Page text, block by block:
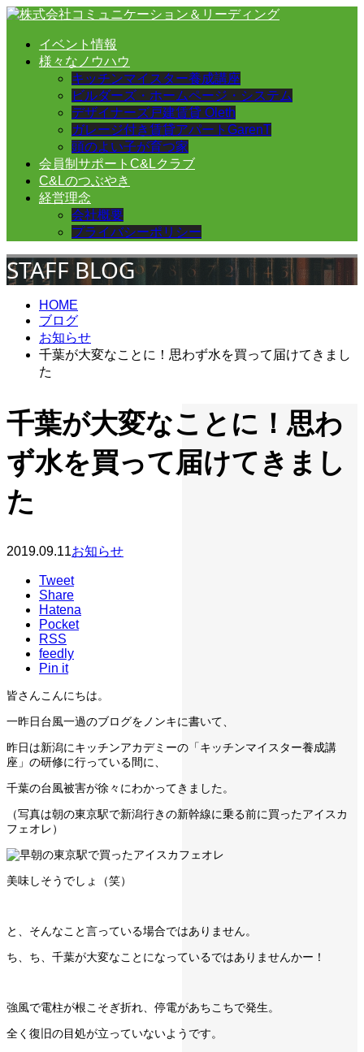
イベント情報
様々なノウハウ
キッチンマイスター養成講座
ビルダーズ・ホームページ・システム
デザイナーズ戸建賃貸 Oleth
ガレージ付き賃貸アパートGarenT
頭のよい子が育つ家
会員制サポートC&Lクラブ
C&Lのつぶやき
経営理念
会社概要
プライバシーポリシー
STAFF BLOG
HOME
ブログ
お知らせ
千葉が大変なことに！思わず水を買って届けてきまし
た
千葉が大変なことに！思わ
ず水を買って届けてきまし
た
2019.09.11お知らせ
Tweet
Share
Hatena
Pocket
RSS
feedly
Pin it
皆さんこんにちは。
一昨日台風一過のブログをノンキに書いて、
昨日は新潟にキッチンアカデミーの「キッチンマイスター養成講
座」の研修に行っている間に、
千葉の台風被害が徐々にわかってきました。
（写真は朝の東京駅で新潟行きの新幹線に乗る前に買ったアイスカ
フェオレ）
美味しそうでしょ（笑）
と、そんなこと言っている場合ではありません。
ち、ち、千葉が大変なことになっているではありませんかー！
強風で電柱が根こそぎ折れ、停電があちこちで発生。
全く復旧の目処が立っていないようです。